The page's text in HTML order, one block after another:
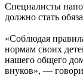
Специалисты
должно стать
«Соблюдая
нoрмaм своих
нашего общего
внуков», —